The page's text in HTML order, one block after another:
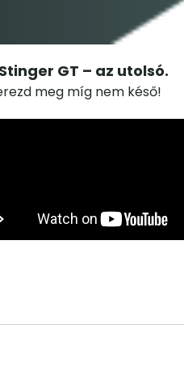
GT – az utolsó.
meg míg nem késő!